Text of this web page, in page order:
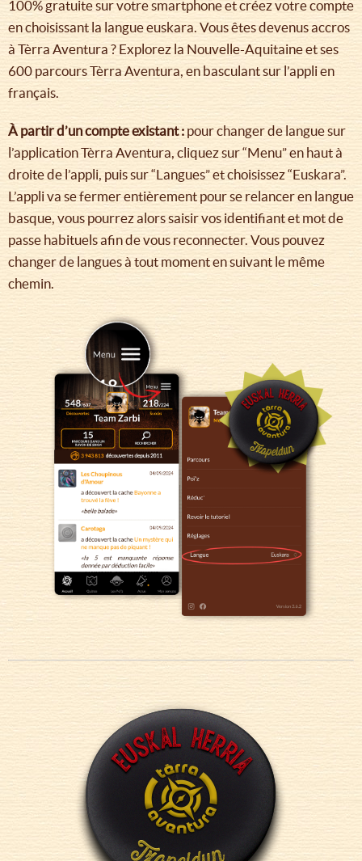
100% gratuite sur votre smartphone et créez votre compte
en choisissant la langue euskara. Vous êtes devenus accros
à Tèrra Aventura ? Explorez la Nouvelle-Aquitaine et ses
600 parcours Tèrra Aventura, en basculant sur l’appli en
français.
À partir d’un compte existant : pour changer de langue sur
l’application Tèrra Aventura, cliquez sur “Menu” en haut à
droite de l’appli, puis sur “Langues” et choisissez “Euskara”.
L’appli va se fermer entièrement pour se relancer en langue
basque, vous pourrez alors saisir vos identifiant et mot de
passe habituels afin de vous reconnecter. Vous pouvez
changer de langues à tout moment en suivant le même
chemin.